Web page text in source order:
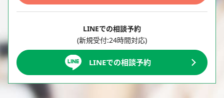
LINEでの相談予約
(新規受付:24時間対応)
LINEでの相談予約